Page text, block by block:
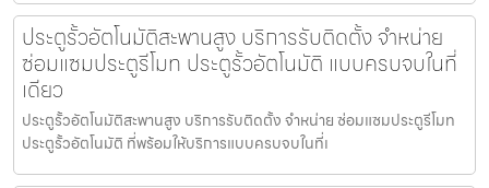
ประตูรั้วอัตโนมัติสะพานสูง บริการรับติดตั้ง จำหน่าย
ซ่อมแซมประตูรีโมท ประตูรั้วอัตโนมัติ แบบครบจบในที่
เดียว
ประตูรั้วอัตโนมัติสะพานสูง บริการรับติดตั้ง จำหน่าย ซ่อมแซมประตูรีโมท
ประตูรั้วอัตโนมัติ ที่พร้อมให้บริการแบบครบจบในที่เ